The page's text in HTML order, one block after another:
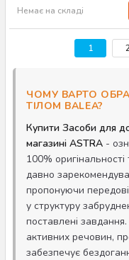
Немає на складі
1
ЧОМУ ВАРТО
ТІЛОМ BALEA?
Купити Засоби для
магазині ASTRA -
100%
давно
пропонуючи
у структуру
поставлені
активних речовин,
забезпечує